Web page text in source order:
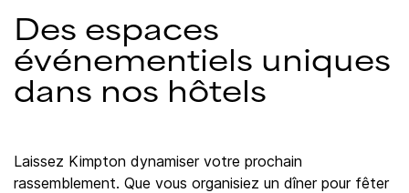
Des espaces
événementiels uniques
dans nos hôtels
Laissez Kimpton dynamiser votre prochain
rassemblement. Que vous organisiez un dîner pour fêter